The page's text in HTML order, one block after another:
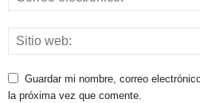
Guardar mi nombre, correo
la próxima vez que comente.